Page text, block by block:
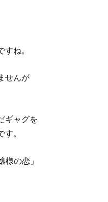
ね。
せんが
ギャグを
。
の恋」